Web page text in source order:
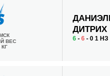
ВЕС
КГ
ДИТРИХ
6 -6 - 0 1 НЗ